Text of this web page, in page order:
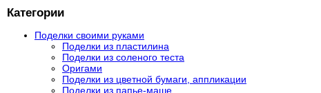
Категории
Поделки своими руками
Поделки из пластилина
Поделки из соленого теста
Оригами
Поделки из цветной бумаги, аппликации
Поделки из папье-маше